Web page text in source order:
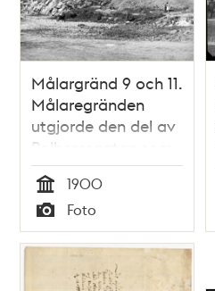
Målargränd 9 och 11.
Målaregränden
utgjorde den del av
Polhemsgatan som
gick mellan
Bergsgatan och
Kungsholmsgatan.
Motsvarar östra
delen av
Kronobergsparken
Tid
1900
Typ
Foto